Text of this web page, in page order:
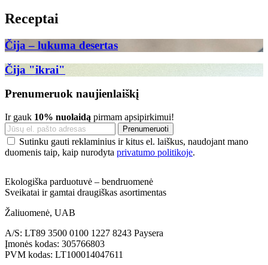
Receptai
Čija – lukuma desertas
Čija "ikrai"
Prenumeruok naujienlaiškį
Ir gauk 10% nuolaidą pirmam apsipirkimui!
Sutinku gauti reklaminius ir kitus el. laiškus, naudojant mano
duomenis taip, kaip nurodyta privatumo politikoje.
Ekologiška parduotuvė – bendruomenė
Sveikatai ir gamtai draugiškas asortimentas
Žaliuomenė, UAB
A/S: LT89 3500 0100 1227 8243 Paysera
Įmonės kodas: 305766803
PVM kodas: LT100014047611